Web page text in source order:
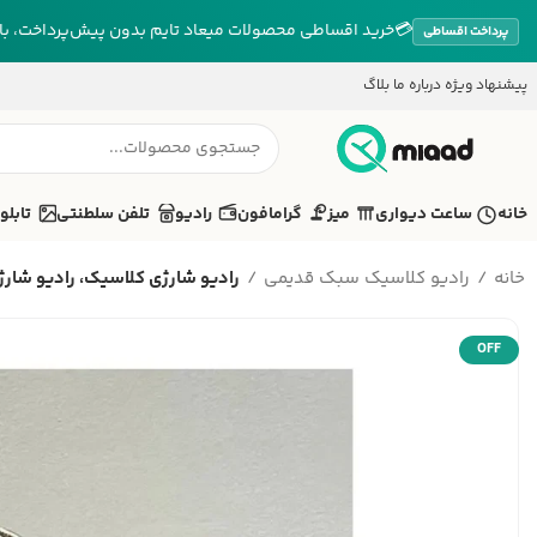
پرداخت اقساطی 💳خرید اقساطی محصولات میعاد تایم بدون پیش‌پرداخت،
پیشنهاد ویژه درباره ما بلاگ
خانه ساعت دیواری میز گرامافون رادیو تلفن سلطنتی تابلو
خانه رادیو کلاسیک سبک قدیمی رادیو شارژی کلاسیک، رادیو
OFF